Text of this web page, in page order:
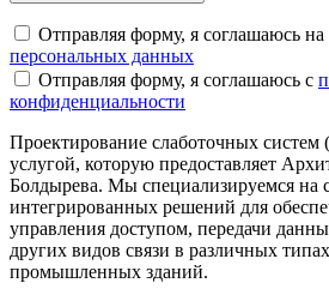
Отправляя форму, я соглашаюсь на
персональных данных
Отправляя форму, я соглашаюсь с
конфиденциальности
Проектирование слаботочных систем
услугой, которую предоставляет
Болдырева. Мы специализируемся на
интегрированных решений для
управления доступом, передачи
других видов связи в различных
промышленных зданий.